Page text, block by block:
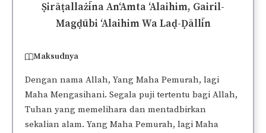
Ṣirāṭallażīna An‘Amta ‘Alaihim, Gairil-
Magḍūbi ‘Alaihim Wa Laḍ-Ḍāllīn
Maksudnya
Dengan nama Allah, Yang Maha Pemurah, lagi
Maha Mengasihani. Segala puji tertentu bagi Allah,
Tuhan yang memelihara dan mentadbirkan
sekalian alam. Yang Maha Pemurah, lagi Maha